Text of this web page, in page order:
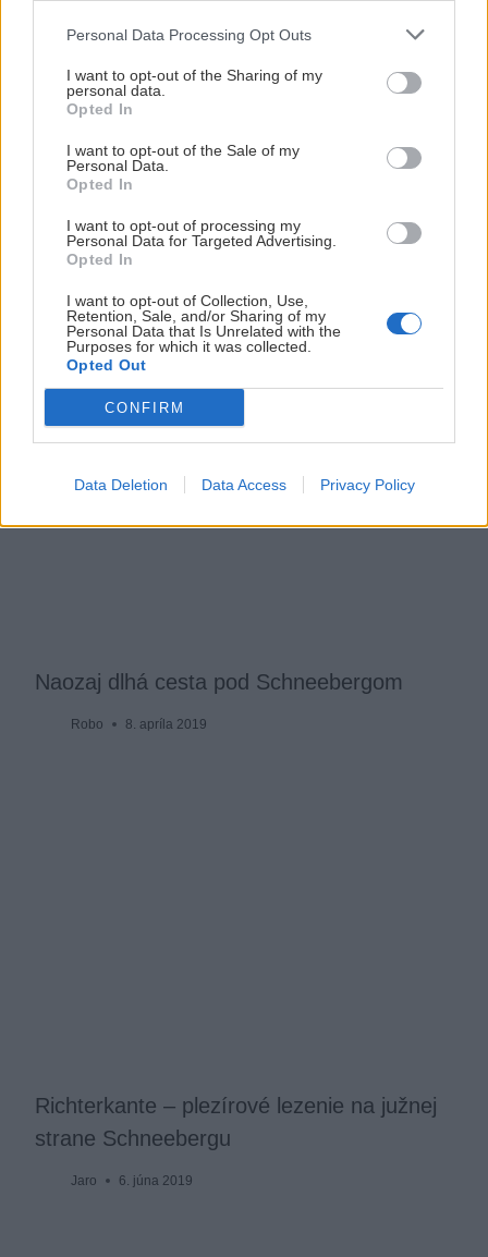
Personal Data Processing Opt Outs
I want to opt-out of the Sharing of my
personal data.
Opted In
I want to opt-out of the Sale of my
Personal Data.
Opted In
I want to opt-out of processing my
Personal Data for Targeted Advertising.
Opted In
I want to opt-out of Collection, Use,
Retention, Sale, and/or Sharing of my
Personal Data that Is Unrelated with the
Purposes for which it was collected.
Opted Out
CONFIRM
Data Deletion Data Access Privacy Policy
Höllentálska lezecká biblia, vydanie ôsme
(Recenzia)
Robo 2. mája 2025
Naozaj dlhá cesta pod Schneebergom
Robo 8. apríla 2019
Richterkante – plezírové lezenie na južnej
strane Schneebergu
Jaro 6. júna 2019